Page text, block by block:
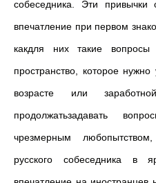
собеседника. Эти привычки
впечатление при первом
какдля них такие
пространство, которое
возрасте или
продолжатьзадавать
чрезмерным
русского собеседника в